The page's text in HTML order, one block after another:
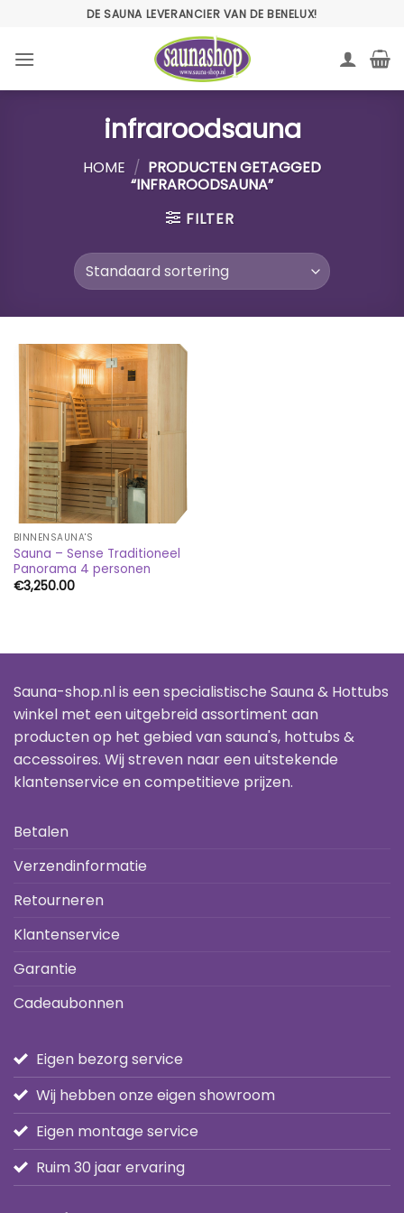
inhoud
DE SAUNA LEVERANCIER VAN DE BENELUX!
infraroodsauna
HOME / PRODUCTEN GETAGGED
“INFRAROODSAUNA”
FILTER
BINNENSAUNA'S
Sauna – Sense Traditioneel
Panorama 4 personen
€3,250.00
Sauna-shop.nl is een specialistische Sauna & Hottubs
winkel met een uitgebreid assortiment aan
producten op het gebied van sauna's, hottubs &
accessoires. Wij streven naar een uitstekende
klantenservice en competitieve prijzen.
Betalen
Verzendinformatie
Retourneren
Klantenservice
Garantie
Cadeaubonnen
Eigen bezorg service
Wij hebben onze eigen showroom
Eigen montage service
Ruim 30 jaar ervaring